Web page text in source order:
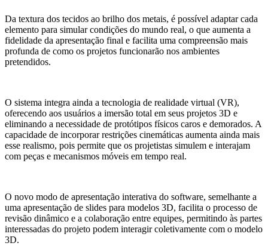
Da textura dos tecidos ao brilho dos metais, é possível adaptar cada
elemento para simular condições do mundo real, o que aumenta a
fidelidade da apresentação final e facilita uma compreensão mais
profunda de como os projetos funcionarão nos ambientes
pretendidos.
O sistema integra ainda a tecnologia de realidade virtual (VR),
oferecendo aos usuários a imersão total em seus projetos 3D e
eliminando a necessidade de protótipos físicos caros e demorados. A
capacidade de incorporar restrições cinemáticas aumenta ainda mais
esse realismo, pois permite que os projetistas simulem e interajam
com peças e mecanismos móveis em tempo real.
O novo modo de apresentação interativa do software, semelhante a
uma apresentação de slides para modelos 3D, facilita o processo de
revisão dinâmico e a colaboração entre equipes, permitindo às partes
interessadas do projeto podem interagir coletivamente com o modelo
3D.